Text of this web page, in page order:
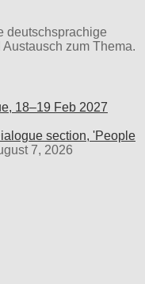
deutschsprachige
zum Thema.
18–19 Feb 2027
section, 'People
7, 2026